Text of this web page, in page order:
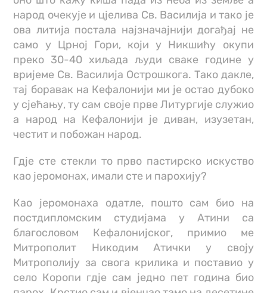
народ очекује и цјелива Св. Василија и тако је
ова литија постала најзначајнији догађај не
само у Црној Гори, који у Никшићу окупи
преко 30-40 хиљада људи сваке године у
вријеме Св. Василија Острошкога. Тако дакле,
тај боравак на Кефалонији ми је остао дубоко
у сјећању, ту сам своје прве Литургије служио
а народ на Кефалонији је диван, изузетан,
честит и побожан народ.
Гдје сте стекли то прво пастирско искуство
као јеромонах, имали сте и парохију?
Као јеромонаха одатле, пошто сам био на
постдипломским студијама у Атини са
благословом Кефалонијског, примио ме
Митрополит Никодим Атички у своју
Митрополију за свога крилика и поставио у
село Коропи гдје сам једно пет година био